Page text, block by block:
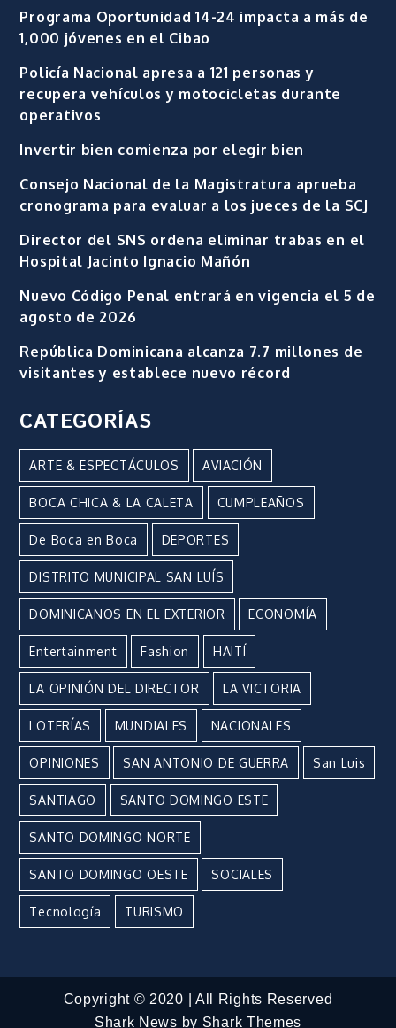
Programa Oportunidad 14-24 impacta a más de
1,000 jóvenes en el Cibao
Policía Nacional apresa a 121 personas y
recupera vehículos y motocicletas durante
operativos
Invertir bien comienza por elegir bien
Consejo Nacional de la Magistratura aprueba
cronograma para evaluar a los jueces de la SCJ
Director del SNS ordena eliminar trabas en el
Hospital Jacinto Ignacio Mañón
Nuevo Código Penal entrará en vigencia el 5 de
agosto de 2026
República Dominicana alcanza 7.7 millones de
visitantes y establece nuevo récord
CATEGORÍAS
ARTE & ESPECTÁCULOS AVIACIÓN
BOCA CHICA & LA CALETA CUMPLEAÑOS
De Boca en Boca DEPORTES
DISTRITO MUNICIPAL SAN LUÍS
DOMINICANOS EN EL EXTERIOR ECONOMÍA
Entertainment Fashion HAITÍ
LA OPINIÓN DEL DIRECTOR LA VICTORIA
LOTERÍAS MUNDIALES NACIONALES
OPINIONES SAN ANTONIO DE GUERRA San Luis
SANTIAGO SANTO DOMINGO ESTE
SANTO DOMINGO NORTE
SANTO DOMINGO OESTE SOCIALES
Tecnología TURISMO
Copyright © 2020 | All Rights Reserved
Shark News by Shark Themes